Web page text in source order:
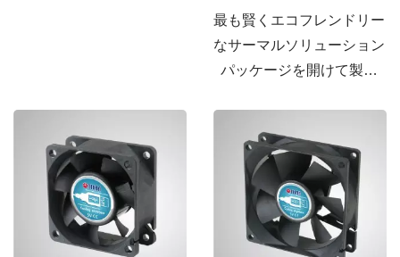
ですか？
最も賢くエコフレンドリー
なサーマルソリューション
パッケージを開けて製品